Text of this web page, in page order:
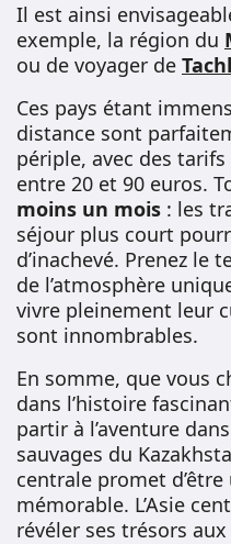
Il est ainsi
exemple, la région du
ou de voyager de
Ces pays étant
distance sont
périple, avec des
entre 20 et 90 euros.
moins un mois : les
séjour plus court
d’inachevé. Prenez le
de l’atmosphère
vivre pleinement leur
sont innombrables.
En somme, que vous
dans l’histoire
partir à l’aventure
sauvages du
centrale promet
mémorable. L’Asie
révéler ses trésors